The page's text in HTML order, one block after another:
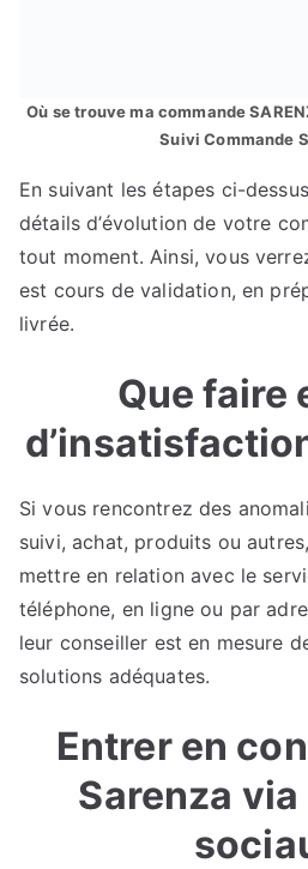
Où se trouve ma commande
Suivi Commande
En suivant les étapes ci-
détails d’évolution de votre
tout moment. Ainsi, vous
est cours de validation, en
livrée.
Que faire
Si vous rencontrez des
suivi, achat, produits ou
mettre en relation avec le
téléphone, en ligne ou par
leur conseiller est en mesure
solutions adéquates.
Entrer en
Sarenza